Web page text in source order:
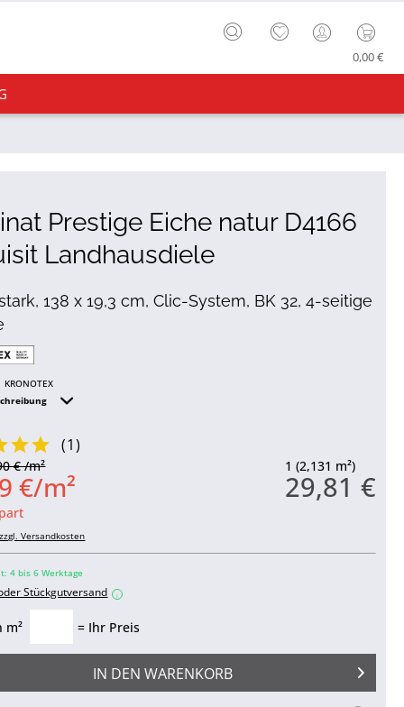
0,00 €
Prestige Eiche natur D4166
Landhausdiele
138 x 19,3 cm, Clic-System, BK 32, 4-seitige
KRONOTEX
(1)
1 (2,131 m²)
29,81 €
€ /m²
€/m²
zzgl. Versandkosten
4 bis 6 Werktage
Stückgutversand i
m² = Ihr Preis
IN DEN WARENKORB